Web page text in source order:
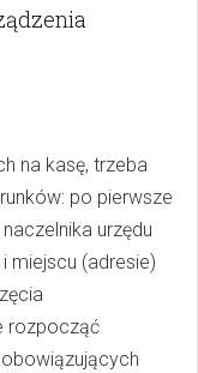
na kasę, trzeba
po pierwsze
urzędu
miejscu (adresie)
rozpocząć